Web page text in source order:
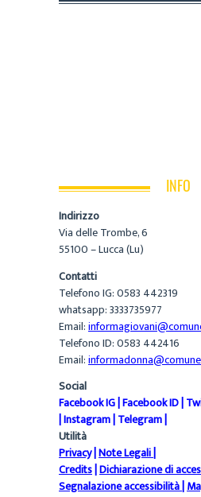
INFO
Indirizzo
Via delle Trombe, 6
55100 – Lucca (Lu)
Contatti
Telefono IG: 0583 442319
whatsapp: 3333735977
Email:
Telefono ID: 0583 442416
Email:
Social
Facebook IG|Facebook ID|
|Instagram|Telegram|
Utilità
Privacy|Note Legali|
Credits|Dichiarazione di
Segnalazione accessibilità|